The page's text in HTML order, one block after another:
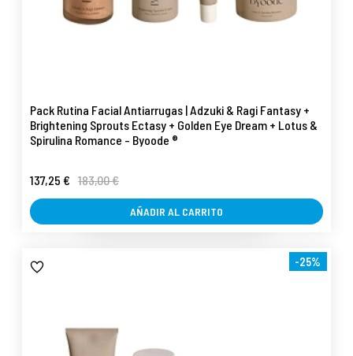
Pack Rutina Facial Antiarrugas | Adzuki & Ragi Fantasy +
Brightening Sprouts Ectasy + Golden Eye Dream + Lotus &
Spirulina Romance - Byoode ®
137,25 € 183,00 €
AÑADIR AL CARRITO
-25%